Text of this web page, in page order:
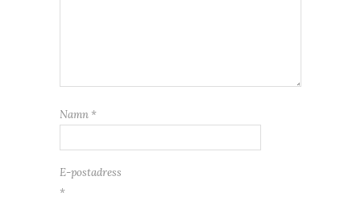
Namn *
E-postadress
*